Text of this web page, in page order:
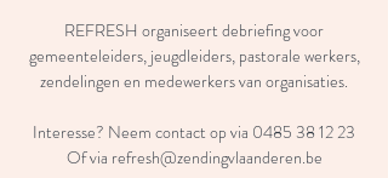
REFRESH organiseert debriefing voor
gemeenteleiders, jeugdleiders, pastorale werkers,
zendelingen en medewerkers van organisaties.
Interesse? Neem contact op via 0485 38 12 23
Of via refresh@zendingvlaanderen.be